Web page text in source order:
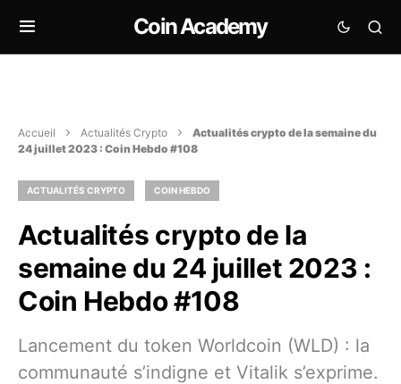
Coin Academy
Accueil Actualités Crypto
Actualités crypto de la semaine du
24 juillet 2023 : Coin Hebdo #108
ACTUALITÉS CRYPTO COIN HEBDO
Actualités crypto de la
semaine du 24 juillet 2023 :
Coin Hebdo #108
Lancement du token Worldcoin (WLD) : la
communauté s’indigne et Vitalik s’exprime.